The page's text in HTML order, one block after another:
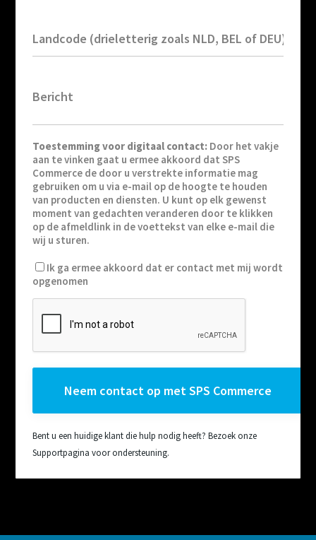
Landcode (drieletterig zoals NLD, BEL of DEU)
Bericht
Toestemming voor digitaal contact: Door het vakje
aan te vinken gaat u ermee akkoord dat SPS
Commerce de door u verstrekte informatie mag
gebruiken om u via e-mail op de hoogte te houden
van producten en diensten. U kunt op elk gewenst
moment van gedachten veranderen door te klikken
op de afmeldlink in de voettekst van elke e-mail die
wij u sturen.
Ik ga ermee akkoord dat er contact met mij wordt
opgenomen
Bent u een huidige klant die hulp nodig heeft? Bezoek onze
Supportpagina voor ondersteuning.